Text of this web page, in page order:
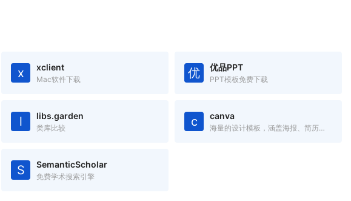
x xclient
Mac软件下载 优 优品PPT
PPT模板免费下载
l libs.garden
类库比较 c canva
海量的设计模板，涵盖海报、简历、名片、邀请函、Logo、PPT模板
S SemanticScholar
免费学术搜索引擎